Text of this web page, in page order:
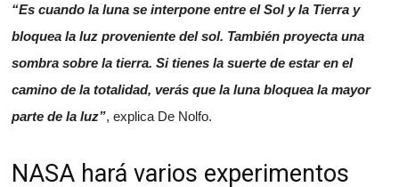
“Es cuando la luna se interpone entre el Sol y la Tierra y
bloquea la luz proveniente del sol. También proyecta una
sombra sobre la tierra. Si tienes la suerte de estar en el
camino de la totalidad, verás que la luna bloquea la mayor
parte de la luz”, explica De Nolfo.
NASA hará varios experimentos